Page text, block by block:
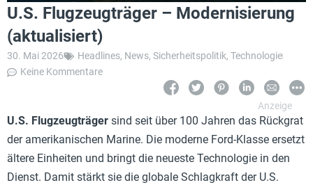
U.S. Flugzeugträger – Modernisierung
(aktualisiert)
30. Mai 2026 Headlines, News, Sicherheitspolitik, Technologie
Keine Kommentare
U.S. Flugzeugträger sind seit über 100 Jahren das Rückgrat
der amerikanischen Marine. Die moderne Ford-Klasse ersetzt
ältere Einheiten und bringt die neueste Technologie in den
Dienst. Damit stärkt sie die globale Schlagkraft der U.S.